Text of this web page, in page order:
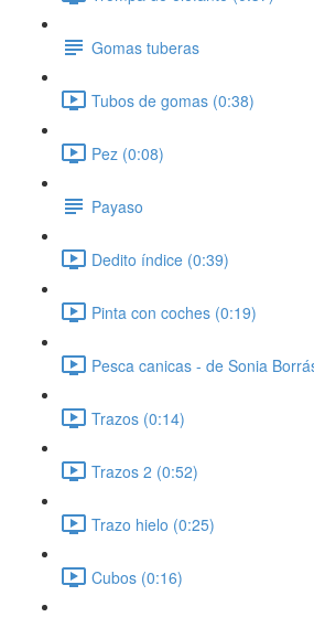
Gomas tuberas
Tubos de gomas (0:38)
Pez (0:08)
Payaso
Dedito índice (0:39)
Pinta con coches (0:19)
Pesca canicas - de Sonia
Trazos (0:14)
Trazos 2 (0:52)
Trazo hielo (0:25)
Cubos (0:16)